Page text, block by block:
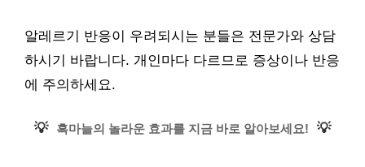
알레르기 반응이 우려되시는 분들은 전문가와 상담
하시기 바랍니다. 개인마다 다르므로 증상이나 반응
에 주의하세요.
💡 흑마늘의 놀라운 효과를 지금 바로 알아보세요! 💡